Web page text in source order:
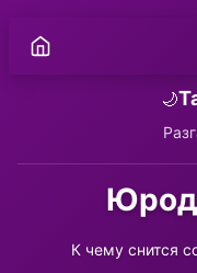
🌙
К чему снится